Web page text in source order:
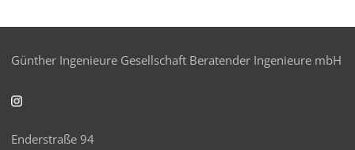
Günther Ingenieure Gesellschaft Beratender Ingenieure mbH
Enderstraße 94